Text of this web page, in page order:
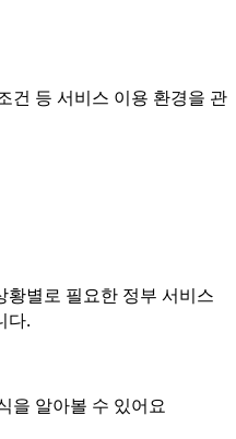
건 등 서비스 이용 환경을 관
황별로 필요한 정부 서비스
다.
을 알아볼 수 있어요